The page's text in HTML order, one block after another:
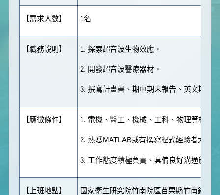
【需求人數】 1名
【職務說明】 1. 探索超音波生物效應。
2. 開發超音波醫療器材。
3. 撰寫計畫書、期中期末報告、英文期刊
【應徵條件】 1. 電機、醫工、機械、工科、物理等相關
2. 熟悉MATLAB或有撰寫程式經驗者尤佳。
3. 工作態度積極負責、具備良好溝通能力。
【上班地點】 國家衛生研究院竹南院區苗栗縣竹南鎮科